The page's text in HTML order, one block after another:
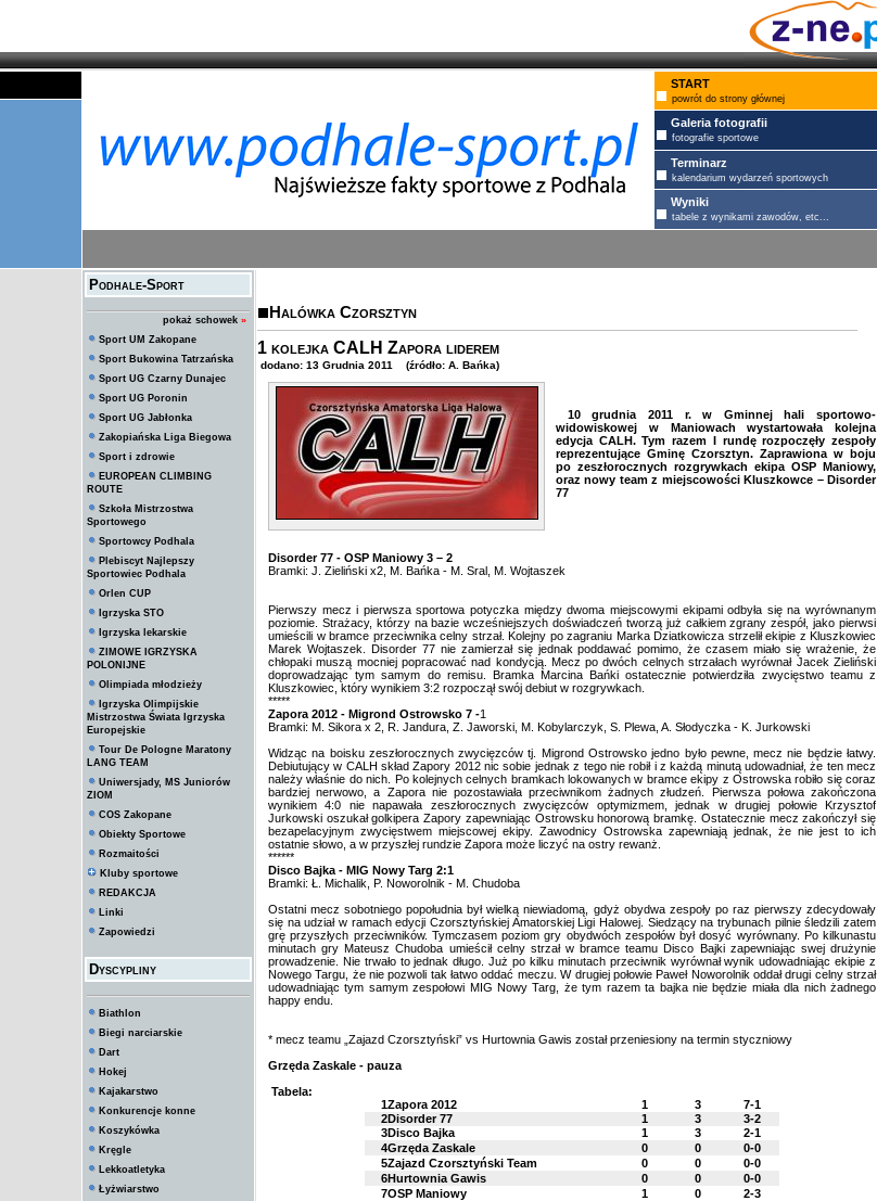
START
powrót do strony głównej
Galeria fotografii
fotografie sportowe
Terminarz
kalendarium wydarzeń sportowych
Wyniki
tabele z wynikami zawodów, etc...
Podhale-Sport
pokaż schowek »
Sport UM Zakopane
Sport Bukowina Tatrzańska
Sport UG Czarny Dunajec
Sport UG Poronin
Sport UG Jabłonka
Zakopiańska Liga Biegowa
Sport i zdrowie
EUROPEAN CLIMBING
ROUTE
Szkoła Mistrzostwa
Sportowego
Sportowcy Podhala
Plebiscyt Najlepszy
Sportowiec Podhala
Orlen CUP
Igrzyska STO
Igrzyska lekarskie
ZIMOWE IGRZYSKA
POLONIJNE
Olimpiada młodzieży
Igrzyska Olimpijskie
Mistrzostwa Świata Igrzyska
Europejskie
Tour De Pologne Maratony
LANG TEAM
Uniwersjady, MS Juniorów
ZIOM
COS Zakopane
Obiekty Sportowe
Rozmaitości
Kluby sportowe
REDAKCJA
Linki
Zapowiedzi
Dyscypliny
Biathlon
Biegi narciarskie
Dart
Hokej
Kajakarstwo
Konkurencje konne
Koszykówka
Kręgle
Lekkoatletyka
Łyżwiarstwo
Halówka Czorsztyn
1 kolejka CALH Zapora liderem
dodano: 13 Grudnia 2011 (źródło: A. Bańka)
10 grudnia 2011 r. w Gminnej hali sportowo-
widowiskowej w Maniowach wystartowała kolejna
edycja CALH. Tym razem I rundę rozpoczęły zespoły
reprezentujące Gminę Czorsztyn. Zaprawiona w boju
po zeszłorocznych rozgrywkach ekipa OSP Maniowy,
oraz nowy team z miejscowości Kluszkowce – Disorder
77
Disorder 77 - OSP Maniowy 3 – 2
Bramki: J. Zieliński x2, M. Bańka - M. Sral, M. Wojtaszek
Pierwszy mecz i pierwsza sportowa potyczka między dwoma miejscowymi ekipami odbyła się na wyrównanym
poziomie. Strażacy, którzy na bazie wcześniejszych doświadczeń tworzą już całkiem zgrany zespół, jako pierwsi
umieścili w bramce przeciwnika celny strzał. Kolejny po zagraniu Marka Dziatkowicza strzelił ekipie z Kluszkowiec
Marek Wojtaszek. Disorder 77 nie zamierzał się jednak poddawać pomimo, że czasem miało się wrażenie, że
chłopaki muszą mocniej popracować nad kondycją. Mecz po dwóch celnych strzałach wyrównał Jacek Zieliński
doprowadzając tym samym do remisu. Bramka Marcina Bańki ostatecznie potwierdziła zwycięstwo teamu z
Kluszkowiec, który wynikiem 3:2 rozpoczął swój debiut w rozgrywkach.
*****
Zapora 2012 - Migrond Ostrowsko 7 -1
Bramki: M. Sikora x 2, R. Jandura, Z. Jaworski, M. Kobylarczyk, S. Plewa, A. Słodyczka - K. Jurkowski
Widząc na boisku zeszłorocznych zwycięzców tj. Migrond Ostrowsko jedno było pewne, mecz nie będzie łatwy.
Debiutujący w CALH skład Zapory 2012 nic sobie jednak z tego nie robił i z każdą minutą udowadniał, że ten mecz
należy właśnie do nich. Po kolejnych celnych bramkach lokowanych w bramce ekipy z Ostrowska robiło się coraz
bardziej nerwowo, a Zapora nie pozostawiała przeciwnikom żadnych złudzeń. Pierwsza połowa zakończona
wynikiem 4:0 nie napawała zeszłorocznych zwycięzców optymizmem, jednak w drugiej połowie Krzysztof
Jurkowski oszukał golkipera Zapory zapewniając Ostrowsku honorową bramkę. Ostatecznie mecz zakończył się
bezapelacyjnym zwycięstwem miejscowej ekipy. Zawodnicy Ostrowska zapewniają jednak, że nie jest to ich
ostatnie słowo, a w przyszłej rundzie Zapora może liczyć na ostry rewanż.
******
Disco Bajka - MIG Nowy Targ 2:1
Bramki: Ł. Michalik, P. Noworolnik - M. Chudoba
Ostatni mecz sobotniego popołudnia był wielką niewiadomą, gdyż obydwa zespoły po raz pierwszy zdecydowały
się na udział w ramach edycji Czorsztyńskiej Amatorskiej Ligi Halowej. Siedzący na trybunach pilnie śledzili zatem
grę przyszłych przeciwników. Tymczasem poziom gry obydwóch zespołów był dosyć wyrównany. Po kilkunastu
minutach gry Mateusz Chudoba umieścił celny strzał w bramce teamu Disco Bajki zapewniając swej drużynie
prowadzenie. Nie trwało to jednak długo. Już po kilku minutach przeciwnik wyrównał wynik udowadniając ekipie z
Nowego Targu, że nie pozwoli tak łatwo oddać meczu. W drugiej połowie Paweł Noworolnik oddał drugi celny strzał
udowadniając tym samym zespołowi MIG Nowy Targ, że tym razem ta bajka nie będzie miała dla nich żadnego
happy endu.
* mecz teamu „Zajazd Czorsztyński” vs Hurtownia Gawis został przeniesiony na termin styczniowy
Grzęda Zaskale - pauza
Tabela:
1Zapora 2012 1 3
7-1
2Disorder 77 1 3
3-2
3Disco Bajka 1 3
2-1
4Grzęda Zaskale 0 0
0-0
5Zajazd Czorsztyński Team 0 0
0-0
6Hurtownia Gawis 0 0
0-0
7OSP Maniowy 1 0
2-3